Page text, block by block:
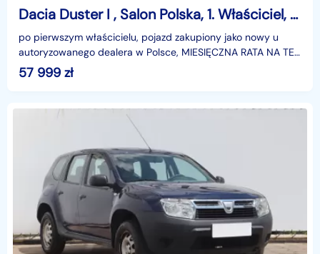
Dacia Duster I , Salon Polska, 1. Właściciel, Serwis ASO, GAZ, Navi,
po pierwszym właścicielu, pojazd zakupiony jako nowy u
autoryzowanego dealera w Polsce, MIESIĘCZNA RATA NA TEN
SAMOCHÓD JUŻ OD 345 PLN*Podana w ogłoszeniu loka
57 999 zł